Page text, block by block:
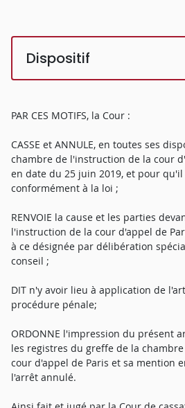
Dispositif
PAR CES MOTIFS, la Cour :
CASSE et ANNULE, en toutes ses
chambre de l'instruction de la cour
en date du 25 juin 2019, et pour
conformément à la loi ;
RENVOIE la cause et les parties
l'instruction de la cour d'appel de
à ce désignée par délibération
conseil ;
DIT n'y avoir lieu à application de
procédure pénale;
ORDONNE l'impression du présent
les registres du greffe de la
cour d'appel de Paris et sa mention
l'arrêt annulé.